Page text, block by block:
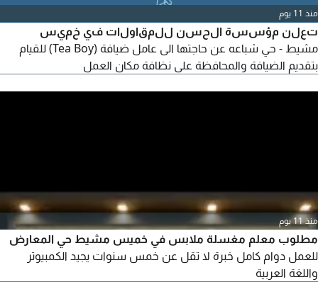
منذ 11 يوم
تعلن مؤسسة الحسن للمقاولات في خميس
مشيط - حي شباعه عن حاجتها الى عامل ضيافة (Tea Boy) للقيام
بتقديم الضيافة والمحافظة على نظافة مكان العمل
منذ 11 يوم
مطلوب معلم مغسلة ملابس في خميس مشيط حي المعارض
للعمل دوام كامل خبرة لا تقل عن خمس سنوات يجيد الكمبيوتر
واللغة العربية